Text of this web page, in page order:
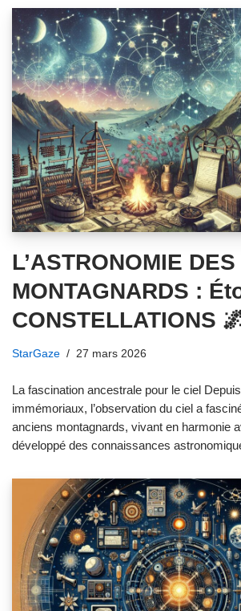
L’ASTRONOMIE
MONTAGNARDS :
CONSTELLATIONS
StarGaze 27 mars 2026
La fascination ancestrale pour le ciel
immémoriaux, l’observation du ciel a
anciens montagnards, vivant en harmonie
développé des connaissances